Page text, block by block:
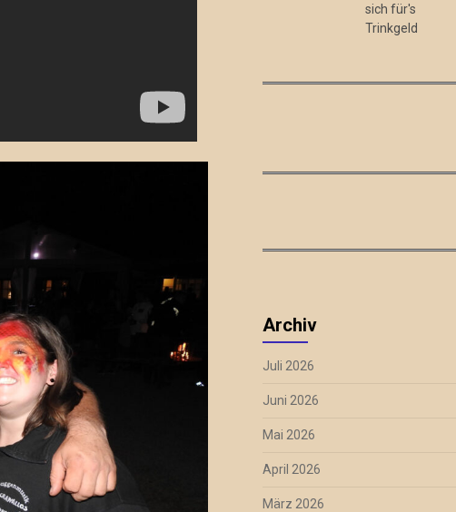
sich für's
Trinkgeld
Archiv
Juli 2026
Juni 2026
Mai 2026
April 2026
März 2026